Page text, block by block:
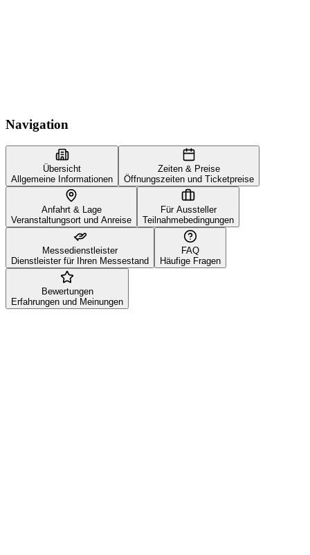
Navigation
Übersicht
Allgemeine Informationen
Zeiten & Preise
Öffnungszeiten und Ticketpreise
Anfahrt & Lage
Veranstaltungsort und Anreise
Für Aussteller
Teilnahmebedingungen
Messedienstleister
Dienstleister für Ihren Messestand
FAQ
Häufige Fragen
Bewertungen
Erfahrungen und Meinungen